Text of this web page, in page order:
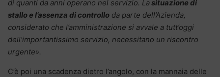
di quanti da anni operano nel servizio. Lasituazione di
stallo e l’assenza di controllo da parte dell’Azienda,
considerato che l’amministrazione si avvale a tutt’oggi
dell’importantissimo servizio, necessitano un riscontro
urgente».
C’è poi una scadenza dietro l’angolo, con la mannaia delle